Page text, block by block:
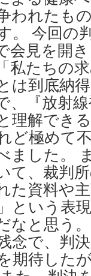
われたも
。 今回の
会見を開
私たちの
は到底納
、『放射
理解でき
ど極めて
ました。
て、裁判
た資料や
という表
なと思う
念で、判
期待した